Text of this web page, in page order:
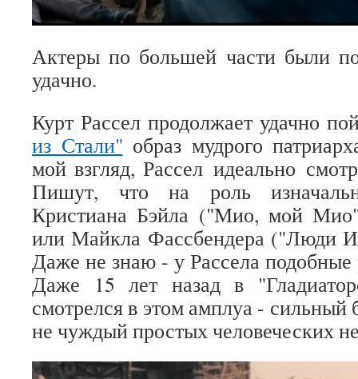
Актеры по большей части были
удачно.
Курт Рассел продолжает удачно
из Стали" образ мудрого
мой взгляд, Рассел идеально
Пишут, что на роль
Кристиана Бэйла ("Мио, мой
или Майкла Фассбендера ("Люди
Даже не знаю - у Рассела
Даже 15 лет назад в
смотрелся в этом амплуа -
не чуждый простых человеческих